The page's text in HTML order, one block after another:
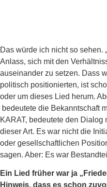
Das würde ich nicht so sehen.
Anlass, sich mit den
auseinander zu setzen. Dass
politisch positionierten, ist
oder um dieses Lied herum.
bedeutete die Bekanntschaft
KARAT, bedeutete den
dieser Art. Es war nicht die
oder gesellschaftlichen
sagen. Aber: Es war
Ein Lied früher war ja
Hinweis, dass es schon